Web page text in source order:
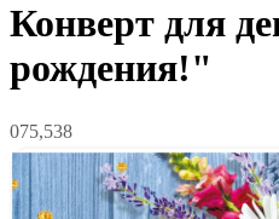
Конверт для
рождения!"
075,538